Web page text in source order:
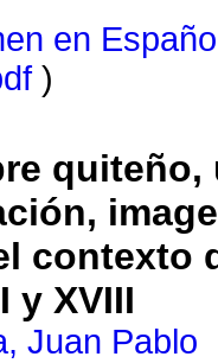
en
)
contexto
y XVIII
Juan Pablo